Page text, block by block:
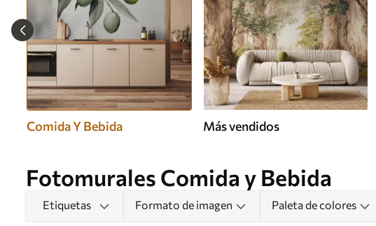
Comida Y Bebida Más vendidos
Fotomurales Comida y Bebida
Etiquetas Formato de imagen Paleta de colores